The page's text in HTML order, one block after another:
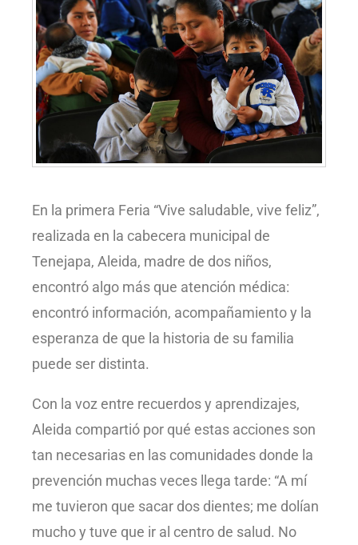
En la primera Feria “Vive saludable, vive feliz”,
realizada en la cabecera municipal de
Tenejapa, Aleida, madre de dos niños,
encontró algo más que atención médica:
encontró información, acompañamiento y la
esperanza de que la historia de su familia
puede ser distinta.
Con la voz entre recuerdos y aprendizajes,
Aleida compartió por qué estas acciones son
tan necesarias en las comunidades donde la
prevención muchas veces llega tarde: “A mí
me tuvieron que sacar dos dientes; me dolían
mucho y tuve que ir al centro de salud. No